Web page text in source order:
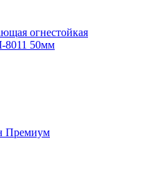
огнестойкая
8011 50мм
Премиум